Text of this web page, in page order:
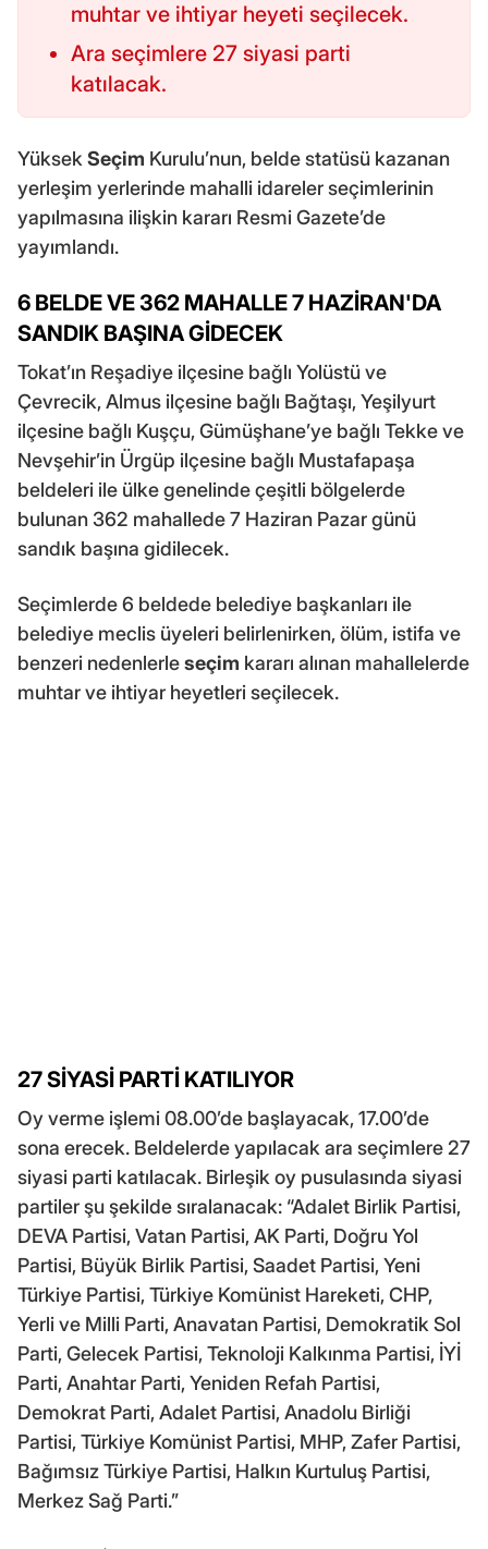
muhtar ve ihtiyar heyeti seçilecek.
Ara seçimlere 27 siyasi parti
katılacak.
YüksekSeçim Kurulu’nun, belde statüsü kazanan
yerleşim yerlerinde mahalli idareler seçimlerinin
yapılmasına ilişkin kararı Resmi Gazete’de
yayımlandı.
6 BELDE VE 362 MAHALLE 7 HAZİRAN'DA
SANDIK BAŞINA GİDECEK
Tokat’ın Reşadiye ilçesine bağlı Yolüstü ve
Çevrecik, Almus ilçesine bağlı Bağtaşı, Yeşilyurt
ilçesine bağlı Kuşçu, Gümüşhane’ye bağlı Tekke ve
Nevşehir’in Ürgüp ilçesine bağlı Mustafapaşa
beldeleri ile ülke genelinde çeşitli bölgelerde
bulunan 362 mahallede 7 Haziran Pazar günü
sandık başına gidilecek.
Seçimlerde 6 beldede belediye başkanları ile
belediye meclis üyeleri belirlenirken, ölüm, istifa ve
benzeri nedenlerleseçim kararı alınan mahallelerde
muhtar ve ihtiyar heyetleri seçilecek.
27 SİYASİ PARTİ KATILIYOR
Oy verme işlemi 08.00’de başlayacak, 17.00’de
sona erecek. Beldelerde yapılacak ara seçimlere 27
siyasi parti katılacak. Birleşik oy pusulasında siyasi
partiler şu şekilde sıralanacak: “Adalet Birlik Partisi,
DEVA Partisi, Vatan Partisi, AK Parti, Doğru Yol
Partisi, Büyük Birlik Partisi, Saadet Partisi, Yeni
Türkiye Partisi, Türkiye Komünist Hareketi, CHP,
Yerli ve Milli Parti, Anavatan Partisi, Demokratik Sol
Parti, Gelecek Partisi, Teknoloji Kalkınma Partisi, İYİ
Parti, Anahtar Parti, Yeniden Refah Partisi,
Demokrat Parti, Adalet Partisi, Anadolu Birliği
Partisi, Türkiye Komünist Partisi, MHP, Zafer Partisi,
Bağımsız Türkiye Partisi, Halkın Kurtuluş Partisi,
Merkez Sağ Parti.”